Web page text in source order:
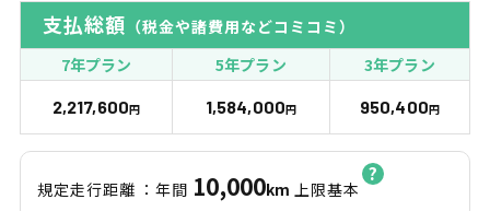
支払総額 （税金や諸費用などコミコミ）
7年プラン
5年プラン 3年プラン
2,217,600円 1,584,000円 950,400円
規定走行距離 ：年間 10,000km 上限基本